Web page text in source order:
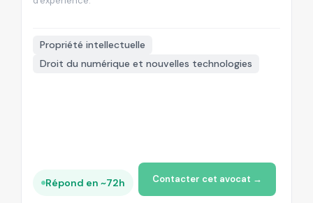
Propriété intellectuelle
Droit du numérique et nouvelles technologies
Répond en ~72h Contacter cet avocat →